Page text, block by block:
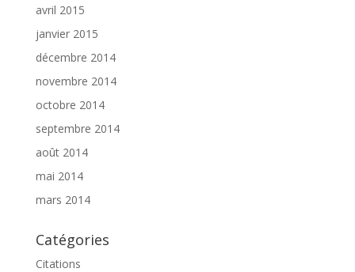
avril 2015
janvier 2015
décembre 2014
novembre 2014
octobre 2014
septembre 2014
août 2014
mai 2014
mars 2014
Catégories
Citations